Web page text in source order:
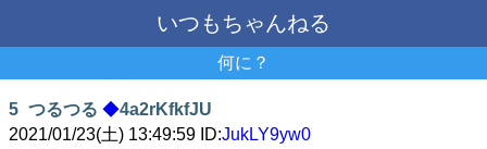
いつもちゃんねる
何に？
5 つるつる ◆4a2rKfkfJU
2021/01/23(土) 13:49:59 ID:JukLY9yw0